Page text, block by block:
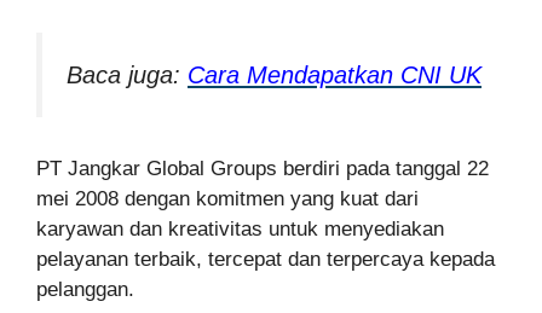
Baca juga: Cara Mendapatkan CNI UK
PT Jangkar Global Groups berdiri pada tanggal 22
mei 2008 dengan komitmen yang kuat dari
karyawan dan kreativitas untuk menyediakan
pelayanan terbaik, tercepat dan terpercaya kepada
pelanggan.